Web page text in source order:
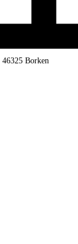
Borken